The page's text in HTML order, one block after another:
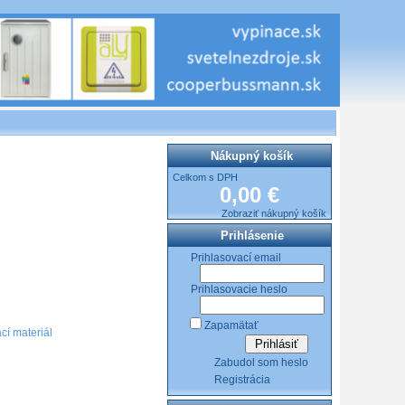
materiál
Nákupný košík
Celkom s DPH
0,00 €
Zobraziť nákupný košík
Prihlásenie
Prihlasovací email
Prihlasovacie heslo
Zapamätať
Zabudol som heslo
Registrácia